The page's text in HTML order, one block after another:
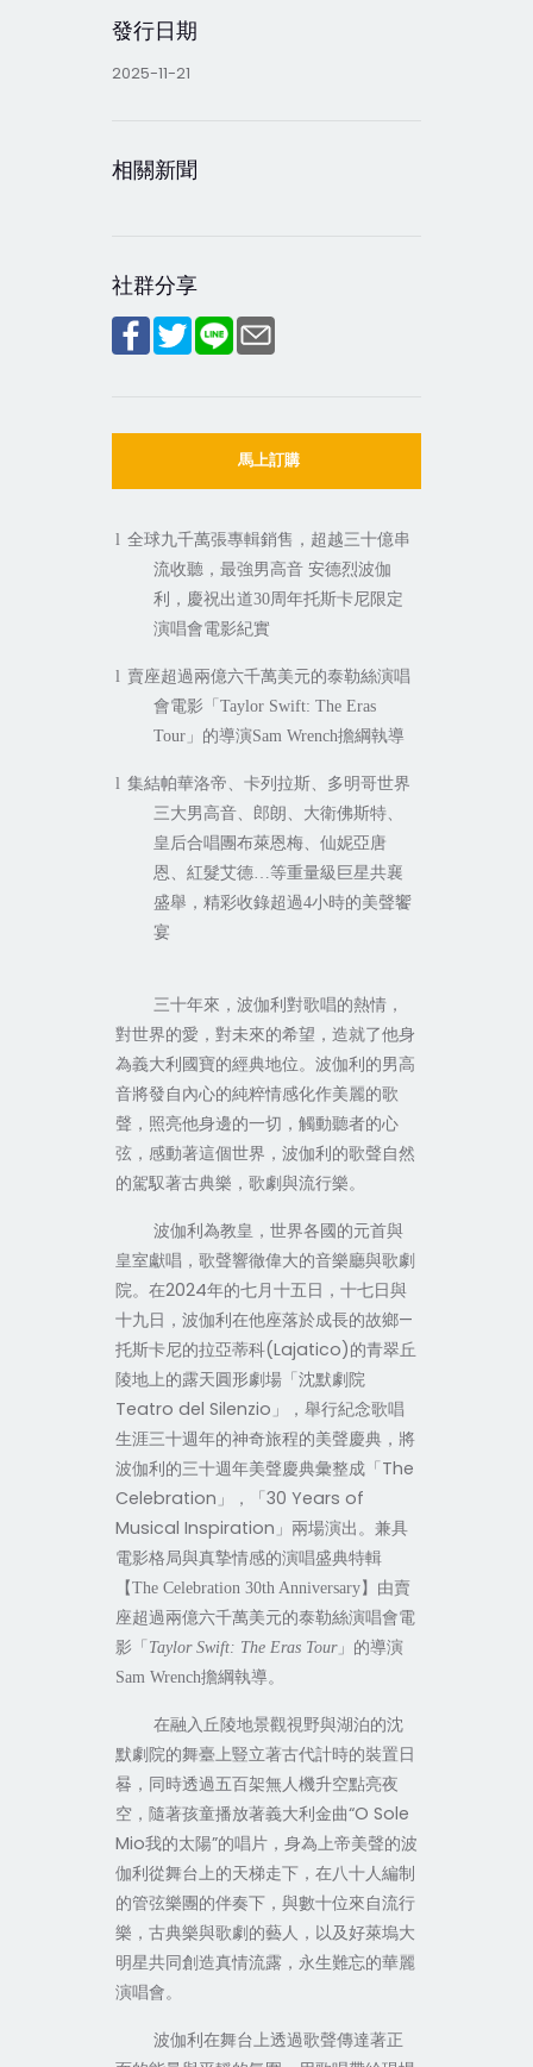
發行日期
2025-11-21
相關新聞
社群分享
馬上訂購
l 全球九千萬張專輯銷售，超越三十億串
流收聽，最強男高音 安德烈波伽
利，慶祝出道30周年托斯卡尼限定
演唱會電影紀實
l 賣座超過兩億六千萬美元的泰勒絲演唱
會電影「Taylor Swift: The Eras
Tour」的導演Sam Wrench擔綱執導
l 集結帕華洛帝、卡列拉斯、多明哥世界
三大男高音、郎朗、大衛佛斯特、
皇后合唱團布萊恩梅、仙妮亞唐
恩、紅髮艾德… 等重量級巨星共襄
盛舉，精彩收錄超過4小時的美聲饗
宴
三十年來，波伽利對歌唱的熱情，
對世界的愛，對未來的希望，造就了他身
為義大利國寶的經典地位。波伽利的男高
音將發自內心的純粹情感化作美麗的歌
聲，照亮他身邊的一切，觸動聽者的心
弦，感動著這個世界，波伽利的歌聲自然
的駕馭著古典樂，歌劇與流行樂。
波伽利為教皇，世界各國的元首與
皇室獻唱，歌聲響徹偉大的音樂廳與歌劇
院。在2024年的七月十五日，十七日與
十九日，波伽利在他座落於成長的故鄉—
托斯卡尼的拉亞蒂科(Lajatico)的青翠丘
陵地上的露天圓形劇場「沈默劇院
Teatro del Silenzio」，舉行紀念歌唱
生涯三十週年的神奇旅程的美聲慶典，將
波伽利的三十週年美聲慶典彙整成「The
Celebration」，「30 Years of
Musical Inspiration」兩場演出。 兼具
電影格局與真摯情感的演唱盛典特輯
【The Celebration 30th Anniversary】由賣
座超過兩億六千萬美元的泰勒絲演唱會電
影「Taylor Swift: The Eras Tour」的導演
Sam Wrench擔綱執導。
在融入丘陵地景觀視野與湖泊的沈
默劇院的舞臺上豎立著古代計時的裝置日
晷，同時透過五百架無人機升空點亮夜
空，隨著孩童播放著義大利金曲“O Sole
Mio我的太陽”的唱片，身為上帝美聲的波
伽利從舞台上的天梯走下，在八十人編制
的管弦樂團的伴奏下，與數十位來自流行
樂，古典樂與歌劇的藝人，以及好萊塢大
明星共同創造真情流露，永生難忘的華麗
演唱會。
波伽利在舞台上透過歌聲傳達著正